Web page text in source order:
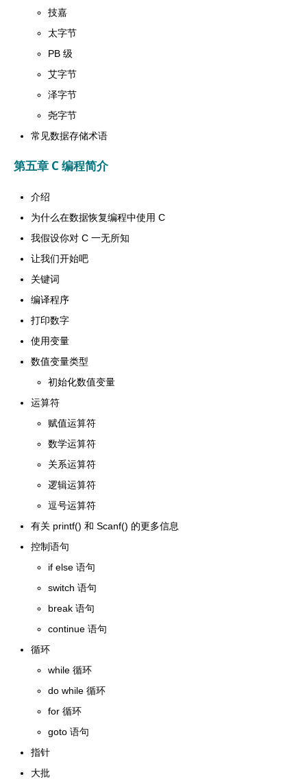
技嘉
太字节
PB 级
艾字节
泽字节
尧字节
常见数据存储术语
第五章 C 编程简介
介绍
为什么在数据恢复编程中使用 C
我假设你对 C 一无所知
让我们开始吧
关键词
编译程序
打印数字
使用变量
数值变量类型
初始化数值变量
运算符
赋值运算符
数学运算符
关系运算符
逻辑运算符
逗号运算符
有关 printf() 和 Scanf() 的更多信息
控制语句
if else 语句
switch 语句
break 语句
continue 语句
循环
while 循环
do while 循环
for 循环
goto 语句
指针
大批